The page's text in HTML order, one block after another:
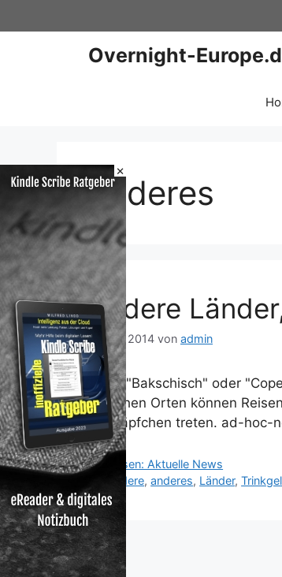
×
Inhalt
Overnight-
anderes
Andere
15. Juli 2014 von admin
"Tip", "Bakschisch" oder
manchen Orten können
Fettnäpfchen treten. ad-hoc-
Kategorien
Reisen: Aktuelle News
Schlagwörter
Andere,anderes, Länder,